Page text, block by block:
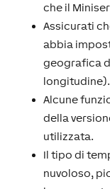
che il
Assicurati
abbia
geografica
longitudine).
Alcune
della
utilizzata.
Il tipo di
nuvoloso,